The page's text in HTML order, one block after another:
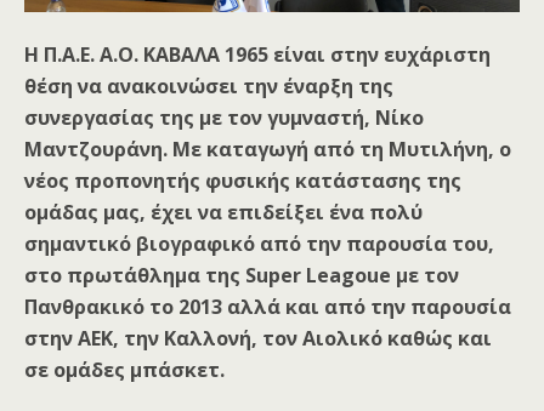
Η Π.Α.Ε. Α.Ο. ΚΑΒΑΛΑ 1965 είναι στην ευχάριστη
θέση να ανακοινώσει την έναρξη της
συνεργασίας της με τον γυμναστή, Νίκο
Μαντζουράνη. Με καταγωγή από τη Μυτιλήνη, ο
νέος προπονητής φυσικής κατάστασης της
ομάδας μας, έχει να επιδείξει ένα πολύ
σημαντικό βιογραφικό από την παρουσία του,
στο πρωτάθλημα της Super Leagoue με τον
Πανθρακικό το 2013 αλλά και από την παρουσία
στην ΑΕΚ, την Καλλονή, τον Αιολικό καθώς και
σε ομάδες μπάσκετ.